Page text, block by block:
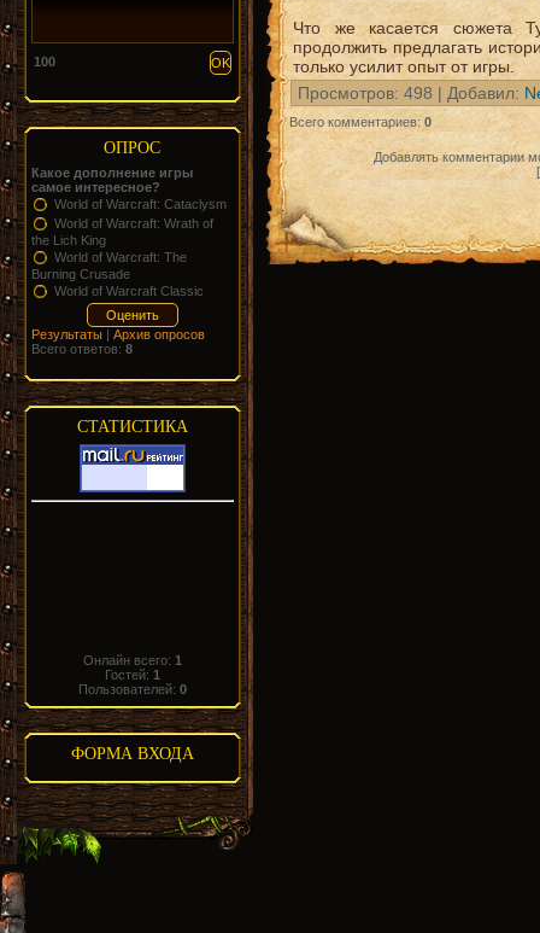
100
ОПРОС
Какое дополнение игры
самое интересное?
World of Warcraft: Cataclysm
World of Warcraft: Wrath of
the Lich King
World of Warcraft: The
Burning Crusade
World of Warcraft Classic
Результаты | Архив опросов
Всего ответов: 8
СТАТИСТИКА
Онлайн всего: 1
Гостей: 1
Пользователей: 0
ФОРМА ВХОДА
Что же касается сюжета
продолжить предлагать
только усилит опыт от игры.
Просмотров: 498 | Добавил:
Всего комментариев: 0
Добавлять комментарии